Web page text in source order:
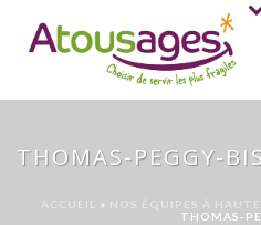
THOMAS-PEGGY-
ACCUEIL » NOS ÉQUIPES À
THOMAS-